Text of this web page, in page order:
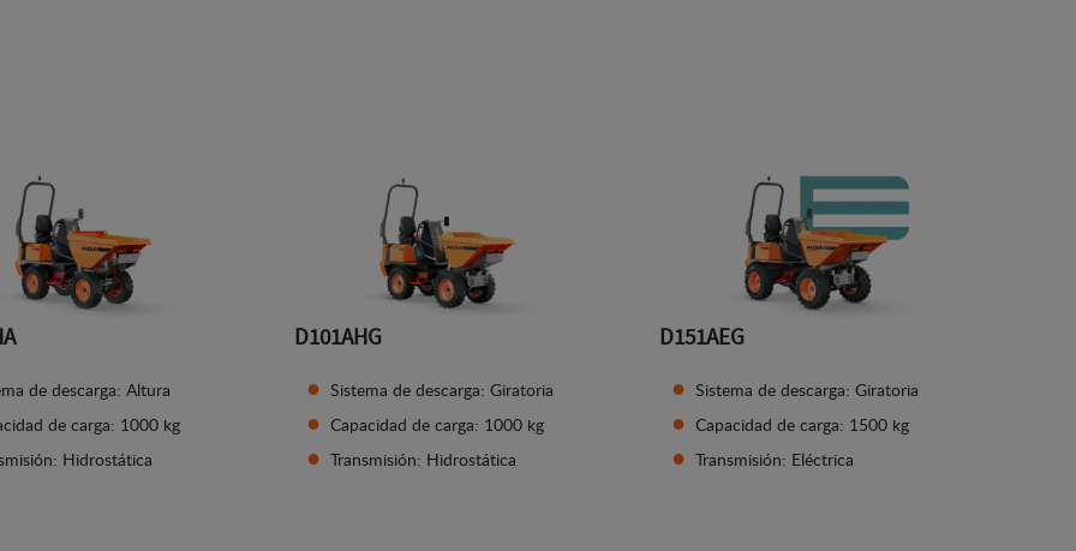
de descarga: Altura
de carga: 1000 kg
Hidrostática
D101AHG
Sistema de descarga: Giratoria
Capacidad de carga: 1000 kg
Transmisión: Hidrostática
D151AEG
Sistema de descarga: Giratoria
Capacidad de carga: 1500 kg
Transmisión: Eléctrica